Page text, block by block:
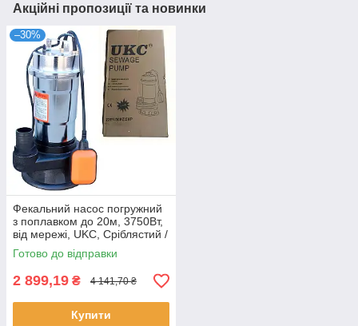
Акційні пропозиції та новинки
–30%
Фекальний насос погружний
з поплавком до 20м, 3750Вт,
від мережі, UKC, Сріблястий /
Дренажний насос /
Погружний насос
Готово до відправки
2 899,19 ₴ 4 141,70 ₴
Купити